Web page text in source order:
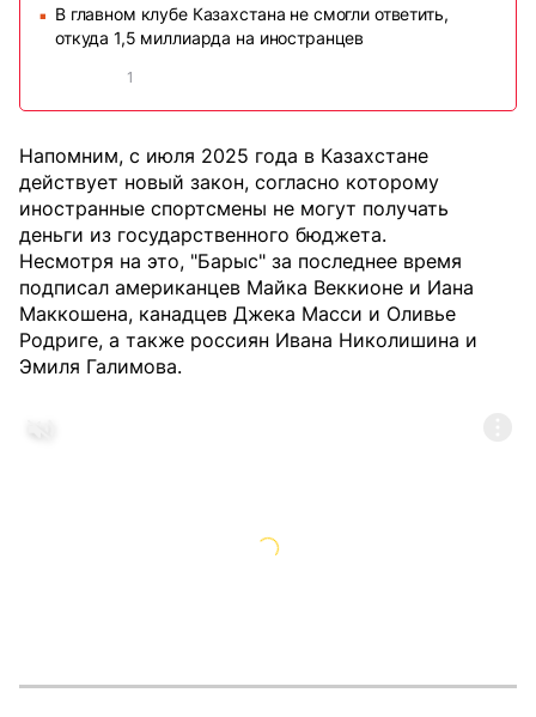
■
В главном клубе Казахстана не смогли ответить,
откуда 1,5 миллиарда на иностранцев
1
Напомним, с июля 2025 года в Казахстане
действует новый закон, согласно которому
иностранные спортсмены не могут получать
деньги из государственного бюджета.
Несмотря на это, "Барыс" за последнее время
подписал американцев Майка Веккионе и Иана
Маккошена, канадцев Джека Масси и Оливье
Родриге, а также россиян Ивана Николишина и
Эмиля Галимова.